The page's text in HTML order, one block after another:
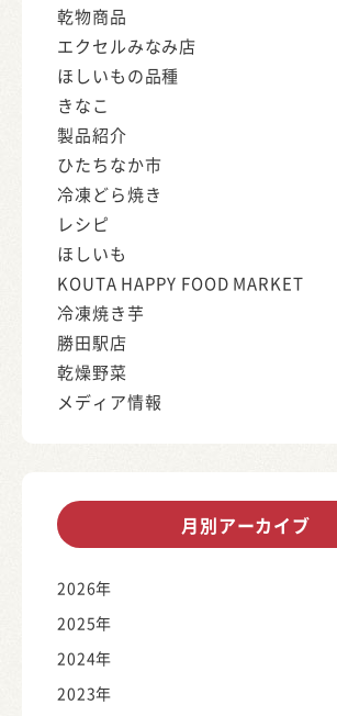
乾物商品
エクセルみなみ店
ほしいもの品種
きなこ
製品紹介
ひたちなか市
冷凍どら焼き
レシピ
ほしいも
KOUTA HAPPY FOOD MARKET
冷凍焼き芋
勝田駅店
乾燥野菜
メディア情報
月別アーカイブ
2026年
2025年
2024年
2023年